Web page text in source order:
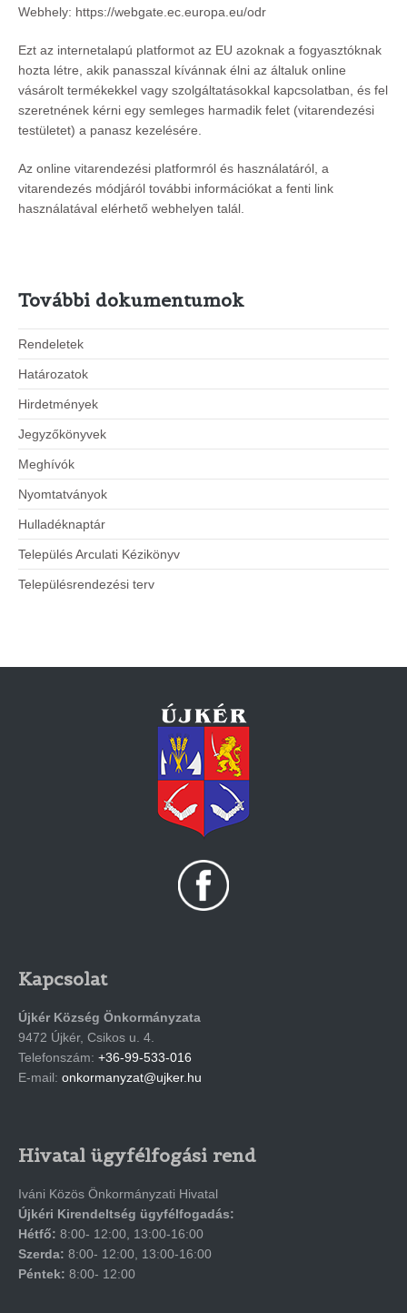
Webhely: https://webgate.ec.europa.eu/odr
Ezt az internetalapú platformot az EU azoknak a fogyasztóknak
hozta létre, akik panasszal kívánnak élni az általuk online
vásárolt termékekkel vagy szolgáltatásokkal kapcsolatban, és fel
szeretnének kérni egy semleges harmadik felet (vitarendezési
testületet) a panasz kezelésére.
Az online vitarendezési platformról és használatáról, a
vitarendezés módjáról további információkat a fenti link
használatával elérhető webhelyen talál.
További dokumentumok
Rendeletek
Határozatok
Hirdetmények
Jegyzőkönyvek
Meghívók
Nyomtatványok
Hulladéknaptár
Település Arculati Kézikönyv
Településrendezési terv
Kapcsolat
Újkér Község Önkormányzata
9472 Újkér, Csikos u. 4.
Telefonszám: +36-99-533-016
E-mail: onkormanyzat@ujker.hu
Hivatal ügyfélfogási rend
Iváni Közös Önkormányzati Hivatal
Újkéri Kirendeltség ügyfélfogadás:
Hétfő: 8:00- 12:00, 13:00-16:00
Szerda: 8:00- 12:00, 13:00-16:00
Péntek: 8:00- 12:00